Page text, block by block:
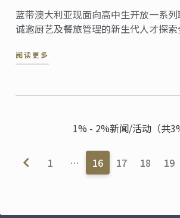
蓝带澳大利亚现面向高中生开放一系列
诚邀厨艺及餐旅管理的新生代人才探
阅读更多
1% - 2%新闻/活动（共
1 … 16 17 18 19